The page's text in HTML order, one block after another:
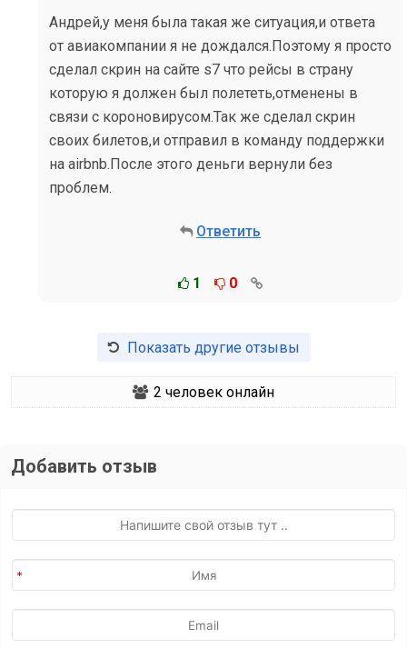
Андрей,у меня была такая же ситуация,и ответа
от авиакомпании я не дождался.Поэтому я просто
сделал скрин на сайте s7 что рейсы в страну
которую я должен был полететь,отменены в
связи с короновирусом.Так же сделал скрин
своих билетов,и отправил в команду поддержки
на airbnb.После этого деньги вернули без
проблем.
Ответить
1 0
Показать другие отзывы
2 человек онлайн
Добавить отзыв